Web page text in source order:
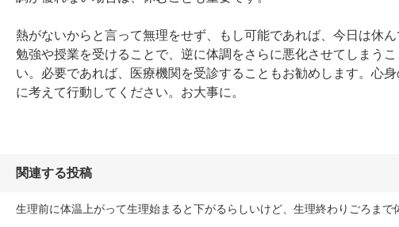
熱がないからと言って無理をせず、もし可能であれば、今日は休
勉強や授業を受けることで、逆に体調をさらに悪化させてしまう
い。必要であれば、医療機関を受診することもお勧めします。心
に考えて行動してください。お大事に。
関連する投稿
生理前に体温上がって生理始まると下がるらしいけど、生理終わりごろまで